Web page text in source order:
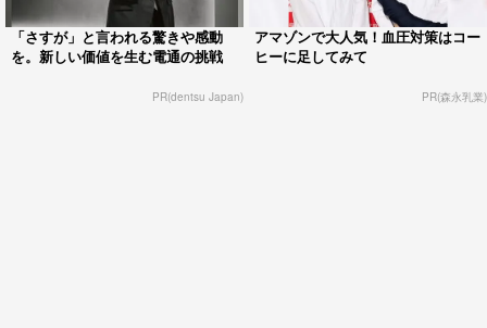
「さすが」と言われる驚きや感動
を。新しい価値を生む電通の挑戦
PR(dentsu Japan)
アマゾンで大人気！血圧対策はコー
ヒーに足してみて
PR(森永乳業)